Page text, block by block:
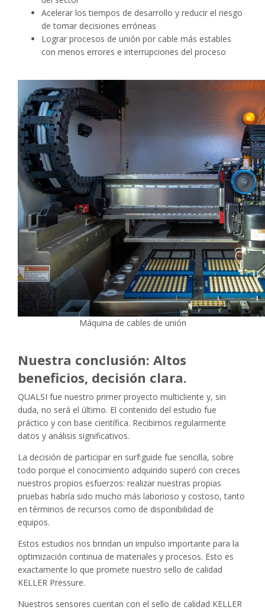
Acelerar los tiempos de desarrollo y reducir el riesgo
de tomar decisiones erróneas
Lograr procesos de unión por cable más estables
con menos errores e interrupciones del proceso
Máquina de cables de unión
Nuestra conclusión: Altos
beneficios, decisión clara.
QUALSI fue nuestro primer proyecto multicliente y, sin
duda, no será el último. El contenido del estudio fue
práctico y con base científica. Recibimos regularmente
datos y análisis significativos.
La decisión de participar en surf:guide fue sencilla, sobre
todo porque el conocimiento adquirido superó con creces
nuestros propios esfuerzos: realizar nuestras propias
pruebas habría sido mucho más laborioso y costoso, tanto
en términos de recursos como de disponibilidad de
equipos.
Estos estudios nos brindan un impulso importante para la
optimización continua de materiales y procesos. Esto es
exactamente lo que promete nuestro sello de calidad
KELLER Pressure.
Nuestros sensores cuentan con el sello de calidad KELLER